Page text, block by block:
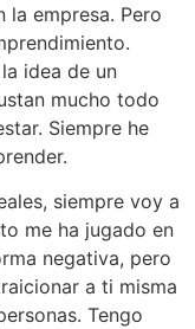
la empresa. Pero
idea de un
mucho todo
Siempre he
siempre voy a
me ha jugado en
negativa, pero
a ti misma
Tengo